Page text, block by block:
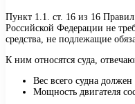
Пункт 1.1. ст. 16 из 16
Российской Федерации не
средства, не подлежащие
К ним относятся суда,
Вес всего судна должен
Мощность двигателя